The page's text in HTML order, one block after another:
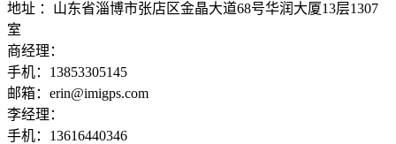
地址 ：山东省淄博市张店区金晶大道68号华润大厦13层1307
室
商经理：
手机：13853305145
邮箱：erin@imigps.com
李经理：
手机：13616440346